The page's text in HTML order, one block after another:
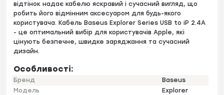
відтінок надає кабелю яскравий і сучасний вигляд, що
робить його відмінним аксесуаром для будь-якого
користувача. Кабель Baseus Explorer Series USB to iP 2.4A
- це оптимальний вибір для користувачів Apple, які
цінують безпечне, швидке заряджання та сучасний
дизайн.
Особливості:
Бренд
Baseus
Модель
Explorer